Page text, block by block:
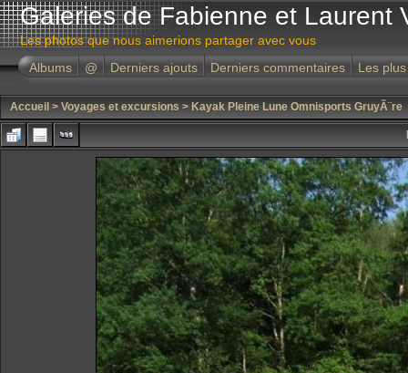
Galeries de Fabienne et Laurent
Les photos que nous aimerions partager avec vous
Albums
@ Derniers ajouts Derniers commentaires Les
Accueil > Voyages et excursions > Kayak Pleine Lune Omnisports GruyÃ¨re